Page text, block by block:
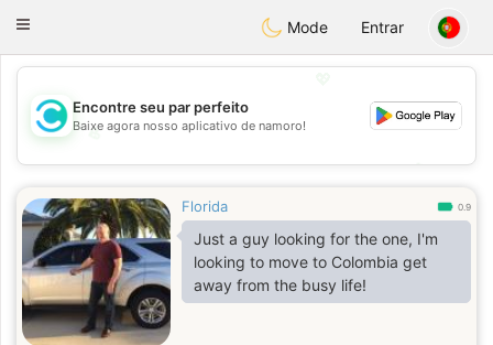
olombiaCitas
Toggle
Mode Entrar
💖
💕
Encontre seu par perfeito
Baixe agora nosso aplicativo de namoro!
Florida 0.9
Just a guy looking for the one, I'm
looking to move to Colombia get
away from the busy life!